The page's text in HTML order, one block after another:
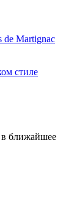
de Martignac
в ближайшее